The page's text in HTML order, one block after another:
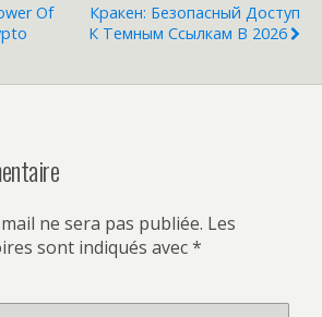
Of
Кракен: Безопасный Доступ
К Темным Ссылкам В 2026
ne sera pas publiée. Les
sont indiqués avec*